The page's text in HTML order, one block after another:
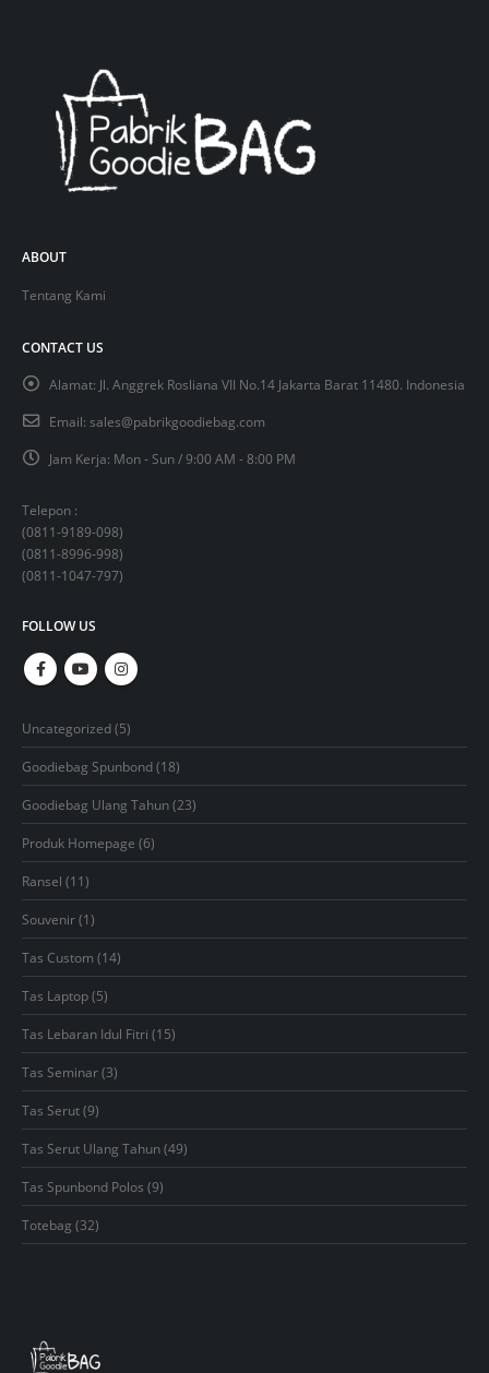
ABOUT
Tentang Kami
CONTACT US
Alamat: Jl. Anggrek Rosliana VII No.14 Jakarta Barat 11480. Indonesia
Email: sales@pabrikgoodiebag.com
Jam Kerja: Mon - Sun / 9:00 AM - 8:00 PM
Telepon :
(0811-9189-098)
(0811-8996-998)
(0811-1047-797)
FOLLOW US
Uncategorized 55
products
Goodiebag Spunbond 1818
products
Goodiebag Ulang Tahun 2323
products
Produk Homepage 66
products
Ransel 1111
products
Souvenir 11
product
Tas Custom 1414
products
Tas Laptop 55
products
Tas Lebaran Idul Fitri 1515
products
Tas Seminar 33
products
Tas Serut 99
products
Tas Serut Ulang Tahun 4949
products
Tas Spunbond Polos 99
products
Totebag 3232
products